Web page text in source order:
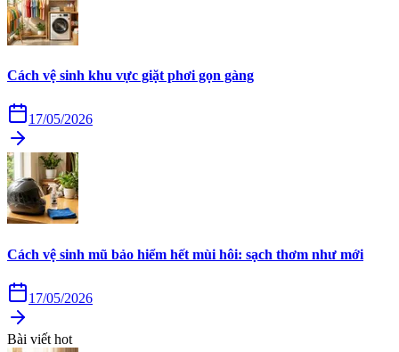
Cách vệ sinh khu vực giặt phơi gọn gàng
17/05/2026
Cách vệ sinh mũ bảo hiểm hết mùi hôi: sạch thơm như mới
17/05/2026
Bài viết hot